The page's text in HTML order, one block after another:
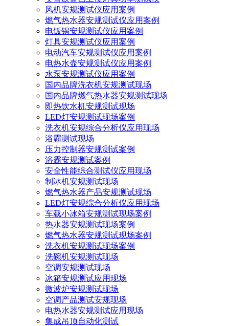
风机安规测试仪应用案例
燃气热水器安规测试仪应用案例
电饭锅安规测试仪应用案例
灯具安规测试仪应用案例
电动汽车安规测试仪应用案例
电热水壶安规测试仪应用案例
水泵安规测试仪应用案例
国内品牌洗衣机安规测试现场
国内品牌燃气热水器安规测试现场
即热饮水机安规测试现场
LED灯安规测试现场案例
洗衣机安规综合分析仪应用现场
浴霸测试现场
压力控制器安规测试案例
浴霸安规测试案例
安全性能综合测试仪应用现场
制冰机安规测试现场
燃气热水器产品安规测试现场
LED灯安规综合分析仪应用现场
车载小冰箱安规测试现场案例
热水器安规测试现场案例
燃气热水器安规测试现场案例
洗衣机安规测试现场案例
洗碗机安规测试现场
空调安规测试现场
冰箱安规测试应用现场
微波炉安规测试现场
空调产品测试安规现场
电热水器安规测试应用现场
集成吊顶自动化测试